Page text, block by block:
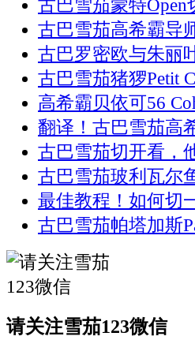
古巴雪茄蒙特Open
古巴雪茄高希霸导
古巴罗密欧与朱丽
古巴雪茄猪猡Petit
高希霸贝依可56
翻译！古巴雪茄高
古巴雪茄切开看，
古巴雪茄玻利瓦尔
最佳教程！如何切
古巴雪茄帕塔加斯
请关注雪茄123微信